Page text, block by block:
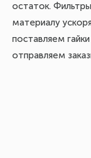
остаток.
материалу
поставляем
отправляем